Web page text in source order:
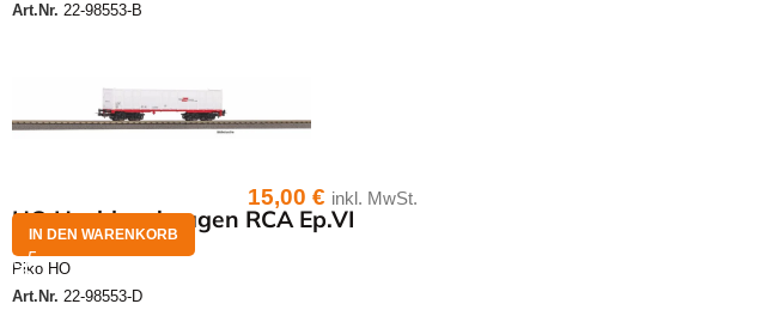
Art.Nr. 22-98553-B
HO Hochbordwagen RCA Ep.VI
Piko HO
Art.Nr. 22-98553-D
15,00€ inkl. MwSt.
IN DEN WARENKORB